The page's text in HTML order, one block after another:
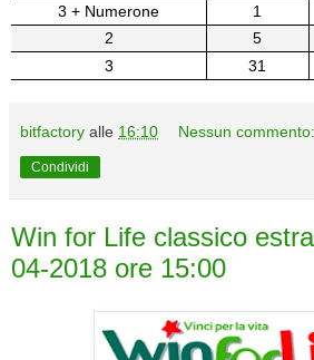
3 + Numerone
1
2
5
3
31
bitfactory alle 16:10 Nessun commento:
Condividi
Win for Life classico
04-2018 ore 15:00